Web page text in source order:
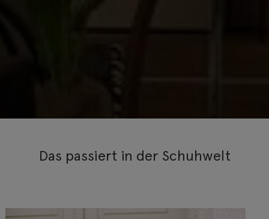
Das passiert in der Schuhwelt